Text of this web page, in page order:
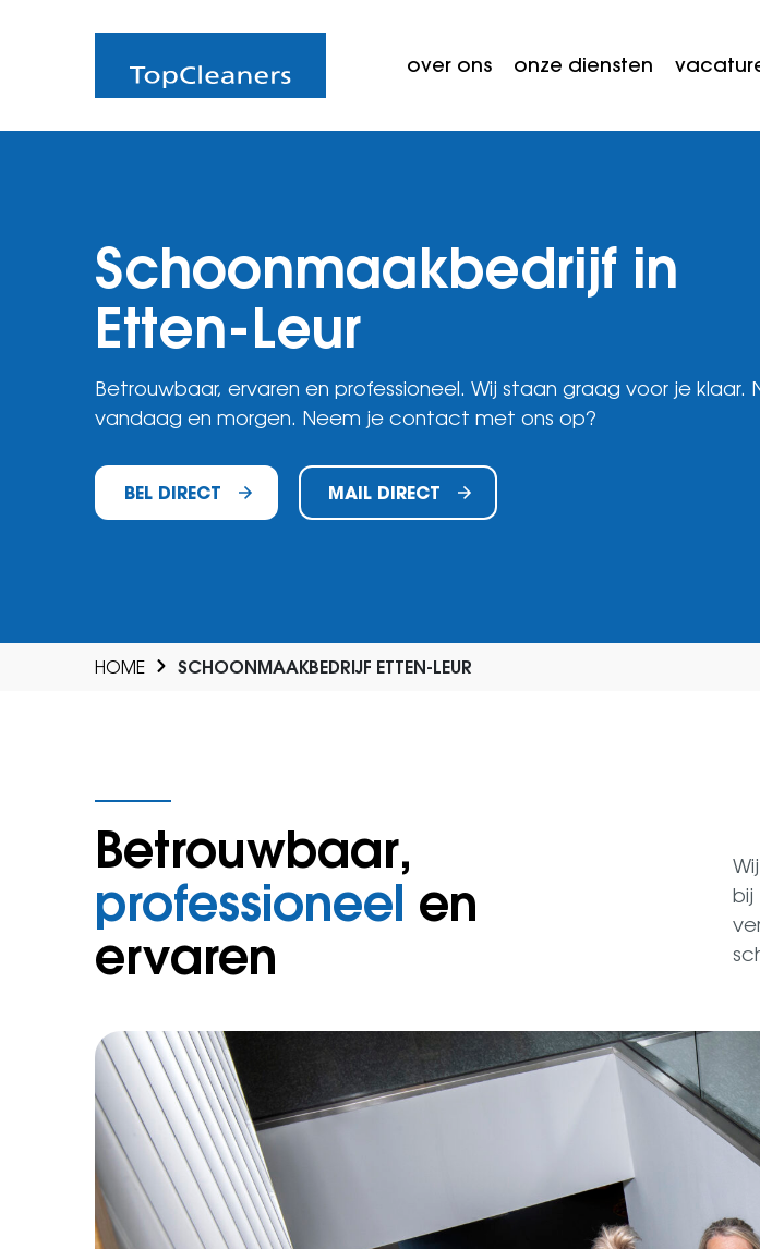
over ons onze diensten
Schoonmaakbedrijf in
Etten-Leur
Betrouwbaar, ervaren en professioneel. Wij staan graag voor je klaar.
vandaag en morgen. Neem je contact met ons op?
BEL DIRECT MAIL DIRECT
HOME SCHOONMAAKBEDRIJF ETTEN-LEUR
Betrouwbaar,
professioneel en
ervaren
bij